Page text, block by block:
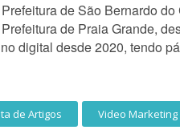
de São Bernardo
de Praia Grande,
digital desde 2020, tendo
de Artigos Video Marketing